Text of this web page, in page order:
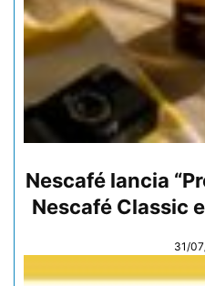
Nescafé lancia
Nescafé Classic
31/